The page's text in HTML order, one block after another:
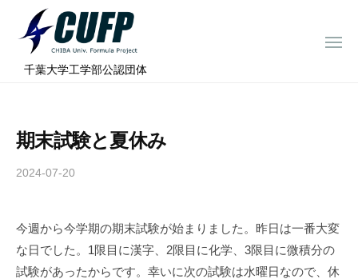
千
学
ォ
ミ
ュ
ラ
⠀千葉大学工学部公認団体
メ
期末試験と夏休み
2024-07-20
h
b
今週から今学期の期末試験が始まりました。昨日は一番大変
な日でした。1限目に漢字、2限目に化学、3限目に微積分の
試験があったからです。幸いに次の試験は水曜日なので、休
ミ
ラ
ェ
ト